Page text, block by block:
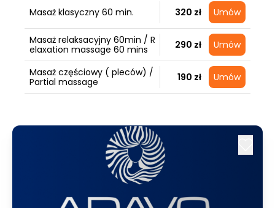
Masaż klasyczny 60 min. 320 zł Umów
Masaż relaksacyjny 60min / R
elaxation massage 60 mins
290 zł Umów
Masaż częściowy ( pleców) /
Partial massage
190 zł Umów